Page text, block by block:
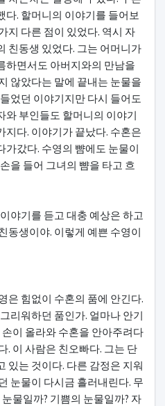
다. 할머니의 이야기를 들어보
지 다른 점이 있었다. 역시 자
친동생 있었다. 그는 어머니가
하면서도 아버지와의 만남을
않았다는 말에 끝내는 눈물을
었던 이야기지만 다시 들어도
와 부인들도 할머니의 이야기
지다. 이야기가 끝났다. 수혼은
가갔다. 수영의 뺨에도 눈물이
을 들어 그녀의 뺨을 타고 흐
야기를 듣고 대충 예상은 하고
동생이야. 이렇게 예쁜 수영이
은 힘없이 수혼의 품에 안긴다.
리워하던 품인가. 얼마나 안기
이 올라와 수혼을 안아주려다
. 이 사람은 친오빠다. 그는 단
있는 것이다. 다른 감정은 지워
눈물이 다시금 흘러내린다. 무
물일까? 기쁨의 눈물일까? 자